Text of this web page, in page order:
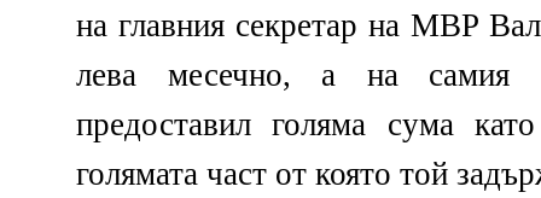
на главния секретар на МВР
лева месечно, а на самия
предоставил голяма сума
голямата част от която той